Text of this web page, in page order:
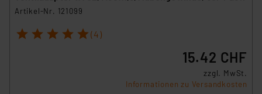
Artikel-Nr. 121099
1 2 3 4 5 (4)
15.42 CHF
zzgl. MwSt.
Informationen zu Versandkosten